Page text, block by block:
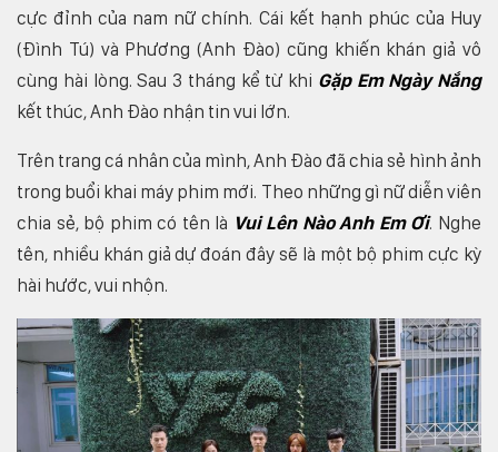
cực đỉnh của nam nữ chính. Cái kết hạnh phúc của Huy
(Đình Tú) và Phương (Anh Đào) cũng khiến khán giả vô
cùng hài lòng. Sau 3 tháng kể từ khi Gặp Em Ngày Nắng
kết thúc, Anh Đào nhận tin vui lớn.
Trên trang cá nhân của mình, Anh Đào đã chia sẻ hình ảnh
trong buổi khai máy phim mới. Theo những gì nữ diễn viên
chia sẻ, bộ phim có tên là Vui Lên Nào Anh Em Ơi. Nghe
tên, nhiều khán giả dự đoán đây sẽ là một bộ phim cực kỳ
hài hước, vui nhộn.